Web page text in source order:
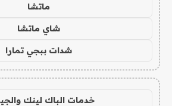
ماتشا
شاي ماتشا
شدات ببجي تمارا
خدمات الباك لينك